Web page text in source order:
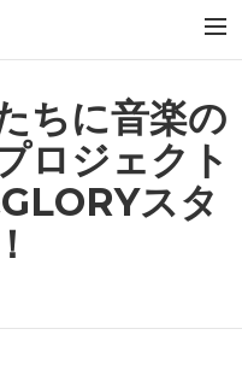
ちに音楽の
ロジェクト
スタ